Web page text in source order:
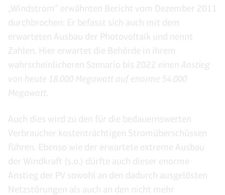
„Windstrom“ erwähnten Bericht vom Dezember 2011
durchbrochen: Er befasst sich auch mit dem
erwarteten Ausbau der Photovoltaik und nennt
Zahlen. Hier erwartet die Behörde in ihrem
wahrscheinlicheren Szenario bis 2022 einen Anstieg
von heute 18.000 Megawatt auf enorme 54.000
Megawatt
Auch dies wird zu den für die bedauernswerten
Verbraucher kostenträchtigen Stromüberschüssen
führen. Ebenso wie der erwartete extreme Ausbau
der Windkraft (s.o.) dürfte auch dieser enorme
Anstieg der PV sowohl an den dadurch ausgelösten
Netzstörungen als auch an den nicht mehr